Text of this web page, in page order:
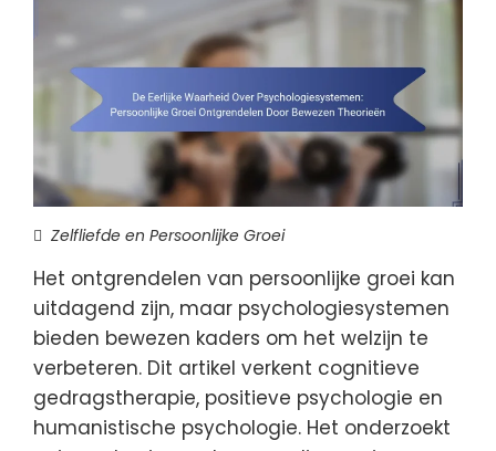
Zelfliefde en Persoonlijke Groei
Het ontgrendelen van persoonlijke groei kan
uitdagend zijn, maar psychologiesystemen
bieden bewezen kaders om het welzijn te
verbeteren. Dit artikel verkent cognitieve
gedragstherapie, positieve psychologie en
humanistische psychologie. Het onderzoekt